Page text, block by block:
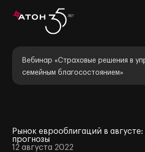
Вебинар «Страховые решения в
семейным благосостоянием»
Рынок еврооблигаций в августе:
прогнозы
12 августа 2022